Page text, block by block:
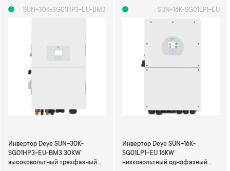
а
SUN-30K-SG01HP3-EU-BM3
Инвертор Deye SUN-30K-
SG01HP3-EU-BM3 30KW
высоковольтный трехфазный
SUN-16K-SG01LP1-EU
Инвертор Deye SUN-16K-
SG01LP1-EU 16KW
низковольтный однофазный